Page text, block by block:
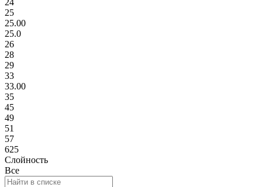
25
25.00
25.0
26
28
29
33
33.00
35
45
49
51
57
625
Слойность
Все